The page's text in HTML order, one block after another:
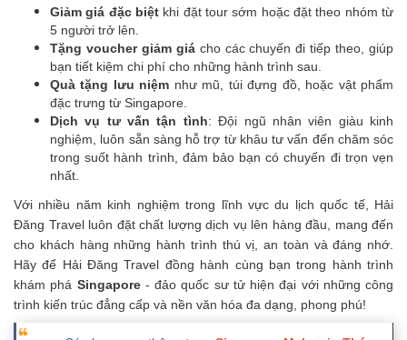
Giảm giá đặc biệt khi đặt tour sớm hoặc đặt theo nhóm từ
5 người trở lên.
Tặng voucher giảm giácho các chuyến đi tiếp theo, giúp
bạn tiết kiệm chi phí cho những hành trình sau.
Quà tặng lưu niệm như mũ, túi đựng đồ, hoặc vật phẩm
đặc trưng từ Singapore.
Dịch vụ tư vấn tận tình: Đội ngũ nhân viên giàu kinh
nghiệm, luôn sẵn sàng hỗ trợ từ khâu tư vấn đến chăm sóc
trong suốt hành trình, đảm bảo bạn có chuyến đi trọn vẹn
nhất.
Với nhiều năm kinh nghiệm trong lĩnh vực du lịch quốc tế, Hải
Đăng Travel luôn đặt chất lượng dịch vụ lên hàng đầu, mang đến
cho khách hàng những hành trình thú vị, an toàn và đáng nhớ.
Hãy để Hải Đăng Travel đồng hành cùng bạn trong hành trình
khám phá Singapore- đảo quốc sư tử hiện đại với những công
trình kiến trúc đẳng cấp và nền văn hóa đa dạng, phong phú!